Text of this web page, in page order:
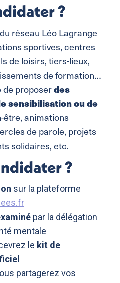
?
réseau Léo Lagrange
sportives, centres
de loisirs, tiers-lieux,
de formation…
de proposerdes
sensibilisation ou de
être, animations
de parole, projets
solidaires, etc.
?
sur la plateforme
par la délégation
mentale
le kit de
partagerez vos